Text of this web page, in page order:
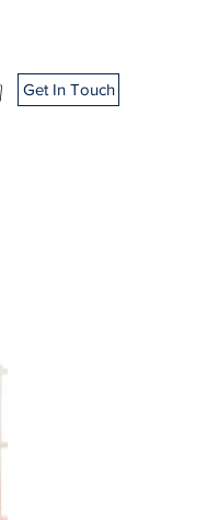
Get In Touch